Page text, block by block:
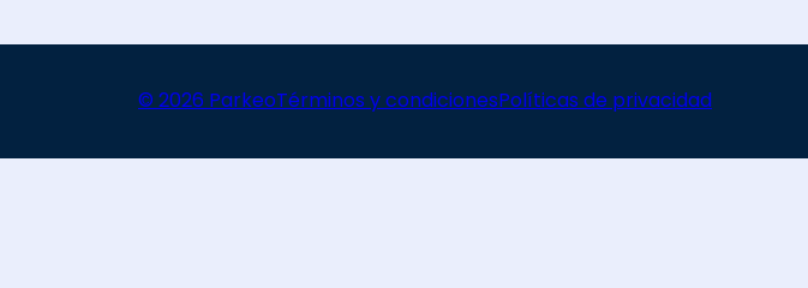
© 2026 ParkeoTérminos y condicionesPolíticas de privacidad